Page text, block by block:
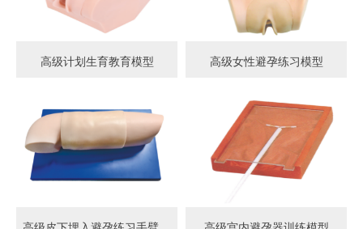
高级计划生育教育模型 高级女性避孕练习模型